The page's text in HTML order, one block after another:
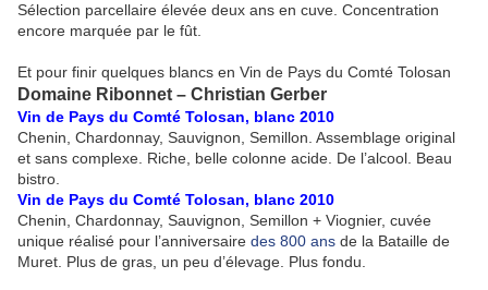
Sélection parcellaire élevée deux ans en cuve. Concentration
encore marquée par le fût.
Et pour finir quelques blancs en Vin de Pays du Comté Tolosan
Domaine Ribonnet – Christian Gerber
Vin de Pays du Comté Tolosan, blanc 2010
Chenin, Chardonnay, Sauvignon, Semillon. Assemblage original
et sans complexe. Riche, belle colonne acide. De l’alcool. Beau
bistro.
Vin de Pays du Comté Tolosan, blanc 2010
Chenin, Chardonnay, Sauvignon, Semillon + Viognier, cuvée
unique réalisé pour l’anniversaire des 800 ans de la Bataille de
Muret. Plus de gras, un peu d’élevage. Plus fondu.